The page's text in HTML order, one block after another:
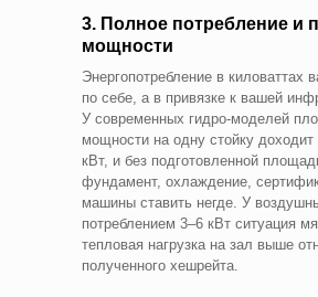
3. Полное потребление и
мощности
Энергопотребление в киловаттах
по себе, а в привязке к вашей
У современных гидро-моделей
мощности на одну стойку доходит
кВт, и без подготовленной
фундамент, охлаждение,
машины ставить негде. У
потреблением 3–6 кВт ситуация
тепловая нагрузка на зал выше
полученного хешрейта.